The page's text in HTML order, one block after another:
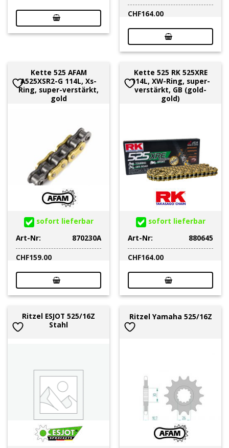
CHF164.00
Kette 525 AFAM
A525XSR2-G 114L, Xs-
Ring, super-verstärkt,
gold
sofort lieferbar
Art-Nr:
870230A
CHF159.00
Kette 525 RK 525XRE
114L, XW-Ring, super-
verstärkt, GB (gold-
gold)
sofort lieferbar
Art-Nr:
880645
CHF164.00
Ritzel ESJOT 525/16Z
Stahl
Ritzel Yamaha 525/16Z